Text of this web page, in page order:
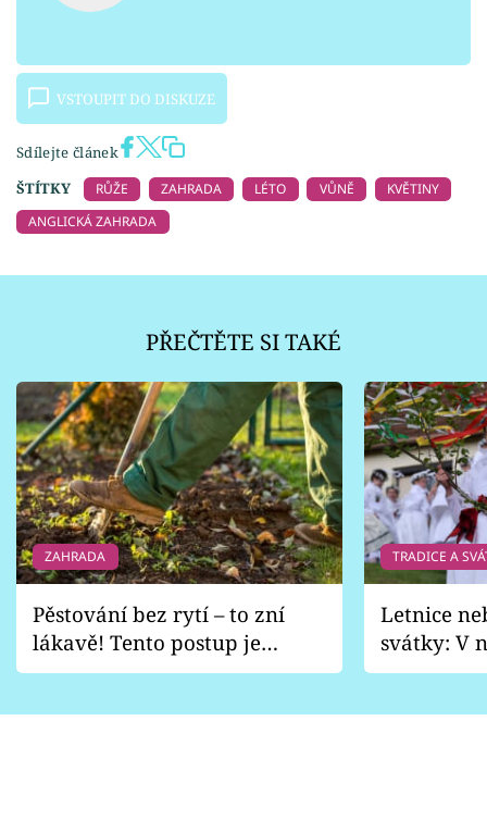
VSTOUPIT DO DISKUZE
Sdílejte článek
ŠTÍTKY
RŮŽE ZAHRADA LÉTO VŮNĚ
KVĚTINY
ANGLICKÁ ZAHRADA
PŘEČTĚTE SI TAKÉ
ZAHRADA
Pěstování bez rytí – to zní
lákavě! Tento postup je
vhodný jen pro některé
TRADICE A
Letnice
svátky: V
pondělí